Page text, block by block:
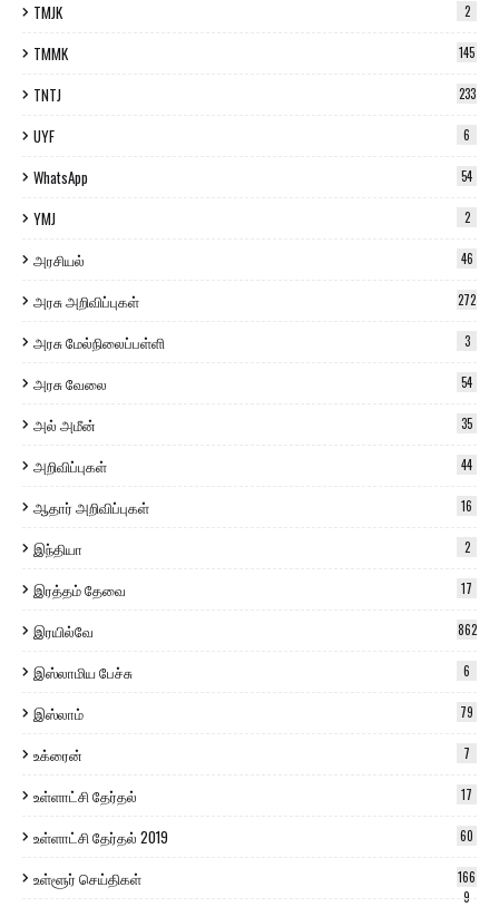
TMJK 2
TMMK 145
TNTJ 233
UYF 6
WhatsApp 54
YMJ 2
அரசியல் 46
அரசு அறிவிப்புகள் 272
அரசு மேல்நிலைப்பள்ளி 3
அரசு வேலை 54
அல் அமீன் 35
அறிவிப்புகள் 44
ஆதார் அறிவிப்புகள் 16
இந்தியா 2
இரத்தம் தேவை 17
இரயில்வே 862
இஸ்லாமிய பேச்சு 6
இஸ்லாம் 79
உக்ரைன் 7
உள்ளாட்சி தேர்தல் 17
உள்ளாட்சி தேர்தல் 2019 60
உள்ளூர் செய்திகள்
166
9